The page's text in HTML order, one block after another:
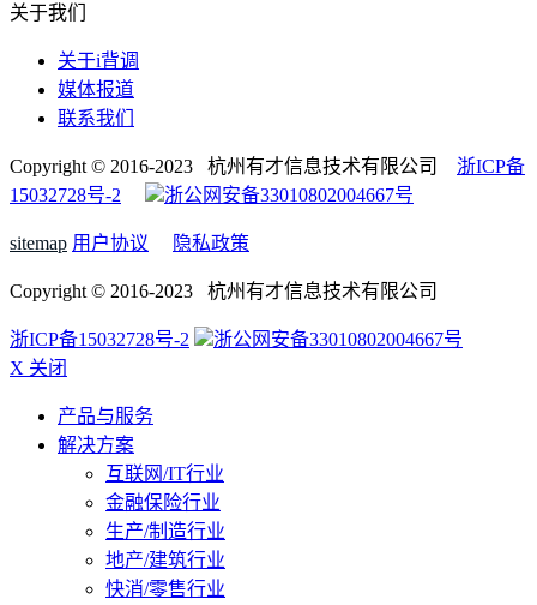
关于我们
关于i背调
媒体报道
联系我们
Copyright © 2016-2023 杭州有才信息技术有限公司 浙ICP备
15032728号-2
浙公网安备33010802004667号
sitemap 用户协议 隐私政策
Copyright © 2016-2023 杭州有才信息技术有限公司
浙ICP备15032728号-2
浙公网安备33010802004667号
X 关闭
产品与服务
解决方案
互联网/IT行业
金融保险行业
生产/制造行业
地产/建筑行业
快消/零售行业